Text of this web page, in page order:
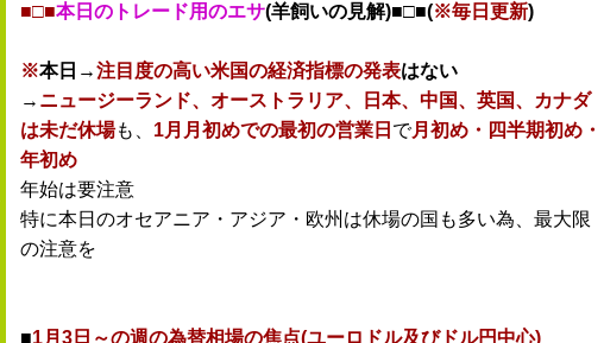
■□■本日のトレード用のエサ(羊飼いの見解)■□■(※毎日更新)
※本日→注目度の高い米国の経済指標の発表はない
→ ニュージーランド、オーストラリア、日本、中国、英国、カナダ
は未だ休場も、 1月月初めでの最初の営業日 で月初め・四半期初め・
年初め
年始は要注意
特に本日のオセアニア・アジア・欧州は休場の国も多い為、最大限
の注意を
■1月3日～の週の為替相場の焦点(ユーロドル及びドル円中心)